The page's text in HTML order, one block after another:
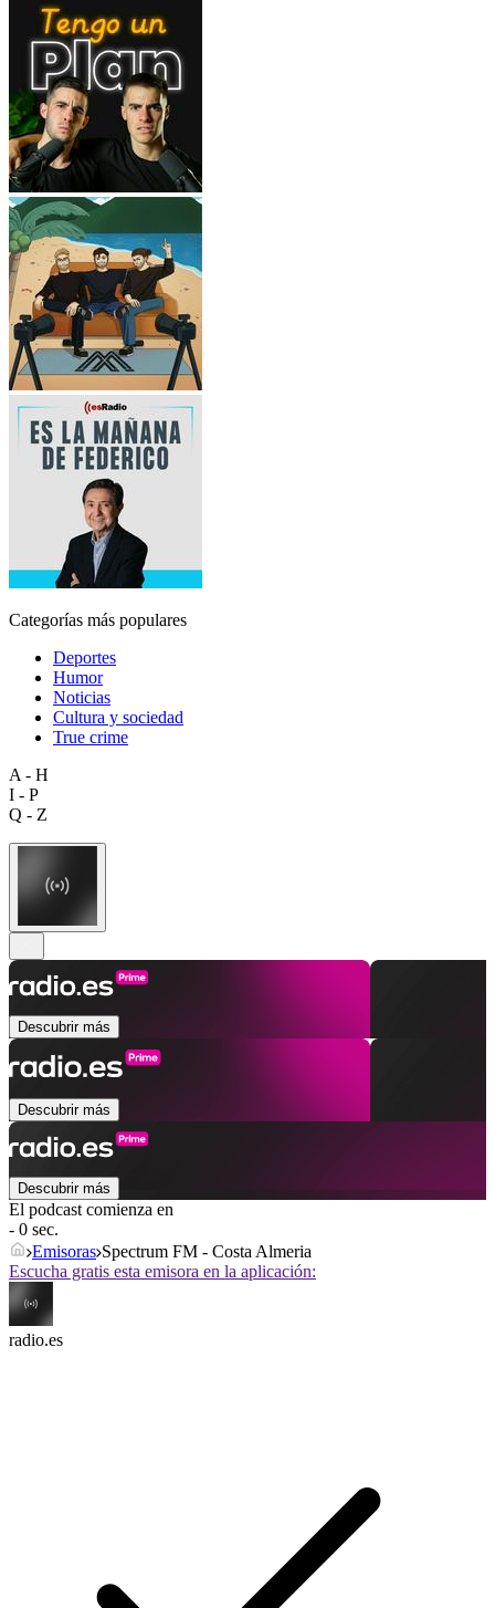
Categorías más populares
Deportes
Humor
Noticias
Cultura y sociedad
True crime
A - H
I - P
Q - Z
Descubrir más
Descubrir más
Descubrir más
El podcast comienza en
- 0 sec.
Emisoras Spectrum FM - Costa Almeria
Escucha gratis esta emisora en la aplicación:
radio.es